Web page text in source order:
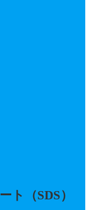
（SDS）